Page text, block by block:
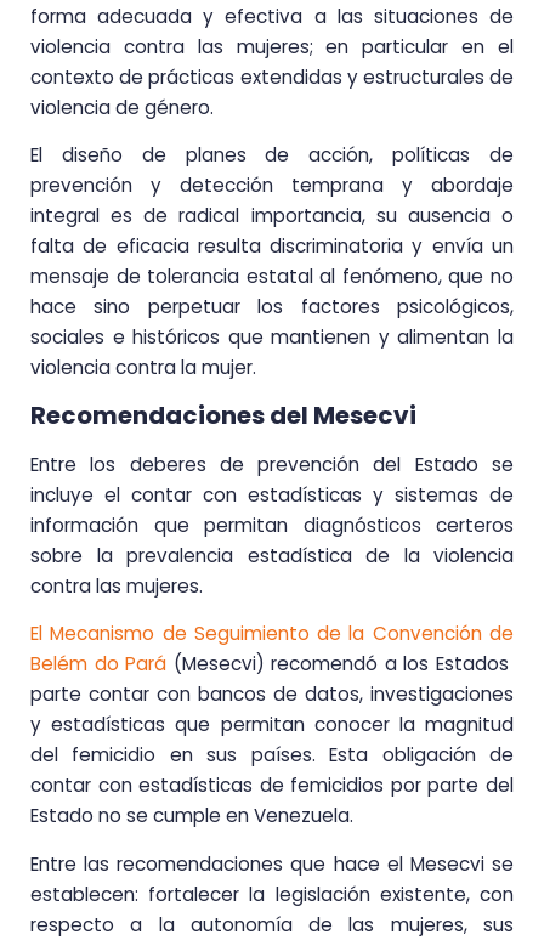
forma adecuada y efectiva a las situaciones de
violencia contra las mujeres; en particular en el
contexto de prácticas extendidas y estructurales de
violencia de género.
El diseño de planes de acción, políticas de
prevención y detección temprana y abordaje
integral es de radical importancia, su ausencia o
falta de eficacia resulta discriminatoria y envía un
mensaje de tolerancia estatal al fenómeno, que no
hace sino perpetuar los factores psicológicos,
sociales e históricos que mantienen y alimentan la
violencia contra la mujer.
Recomendaciones del Mesecvi
Entre los deberes de prevención del Estado se
incluye el contar con estadísticas y sistemas de
información que permitan diagnósticos certeros
sobre la prevalencia estadística de la violencia
contra las mujeres.
El Mecanismo de Seguimiento de la Convención de
Belém do Pará (Mesecvi) recomendó a los Estados
parte contar con bancos de datos, investigaciones
y estadísticas que permitan conocer la magnitud
del femicidio en sus países. Esta obligación de
contar con estadísticas de femicidios por parte del
Estado no se cumple en Venezuela.
Entre las recomendaciones que hace el Mesecvi se
establecen: fortalecer la legislación existente, con
respecto a la autonomía de las mujeres, sus